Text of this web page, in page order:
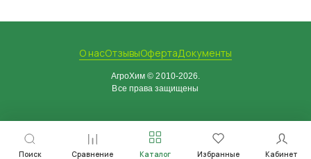
Поиск Сравнение Каталог Избранные Кабинет
О насОтзывыОфертаДокументы
АгроХим © 2010-2026.
Все права защищены